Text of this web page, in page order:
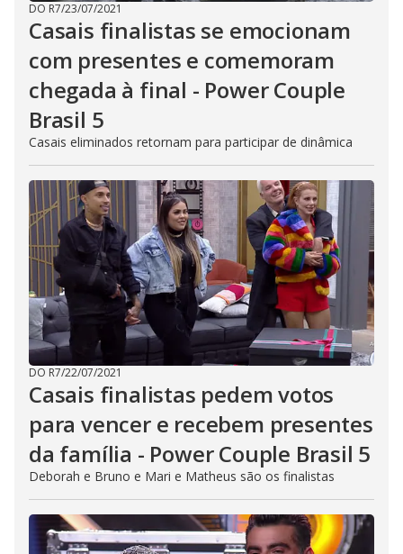
DO R7/23/07/2021
Casais finalistas se emocionam
com presentes e comemoram
chegada à final - Power Couple
Brasil 5
Casais eliminados retornam para participar de dinâmica
DO R7/22/07/2021
Casais finalistas pedem votos
para vencer e recebem presentes
da família - Power Couple Brasil 5
Deborah e Bruno e Mari e Matheus são os finalistas